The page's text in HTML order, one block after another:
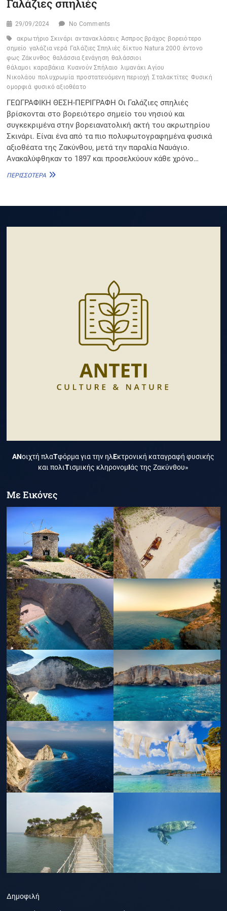
Γαλάζιες σπηλιές
29/09/2024 No Comments
ακρωτήριο Σκινάρι αντανακλάσεις Άσπρος βράχος βορειότερο
σημείο γαλάζια νερά Γαλάζιες Σπηλιές δίκτυο Natura 2000 έντονο
φως Ζάκυνθος θαλάσσια ξενάγηση θαλάσσιοι
θάλαμοι καραβάκια Κυανούν Σπήλαιο λιμανάκι Αγίου
Νικολάου πολυχρωμία προστατευόμενη περιοχή Σταλακτίτες Φυσική
ομορφιά φυσικό αξιοθέατο
ΓΕΩΓΡΑΦΙΚΗ ΘΕΣΗ-ΠΕΡΙΓΡΑΦΗ Οι Γαλάζιες σπηλιές
βρίσκονται στο βορειότερο σημείο του νησιού και
συγκεκριμένα στην βορειανατολική ακτή του ακρωτηρίου
Σκινάρι. Είναι ένα από τα πιο πολυφωτογραφημένα φυσικά
αξιοθέατα της Ζακύνθου, μετά την παραλία Ναυάγιο.
Ανακαλύφθηκαν το 1897 και προσελκύουν κάθε χρόνο…
ΠΕΡΙΣΣΌΤΕΡΑ ΓΑΛΆΖΙΕΣ
ΑΝοιχτή πλαΤφόρμα για την ηλΕκτρονική καταγραφή φυσικής
και πολιΤισμικής κληρονομΙάς της Ζακύνθου»
Με Εικόνες
Δημοφιλή